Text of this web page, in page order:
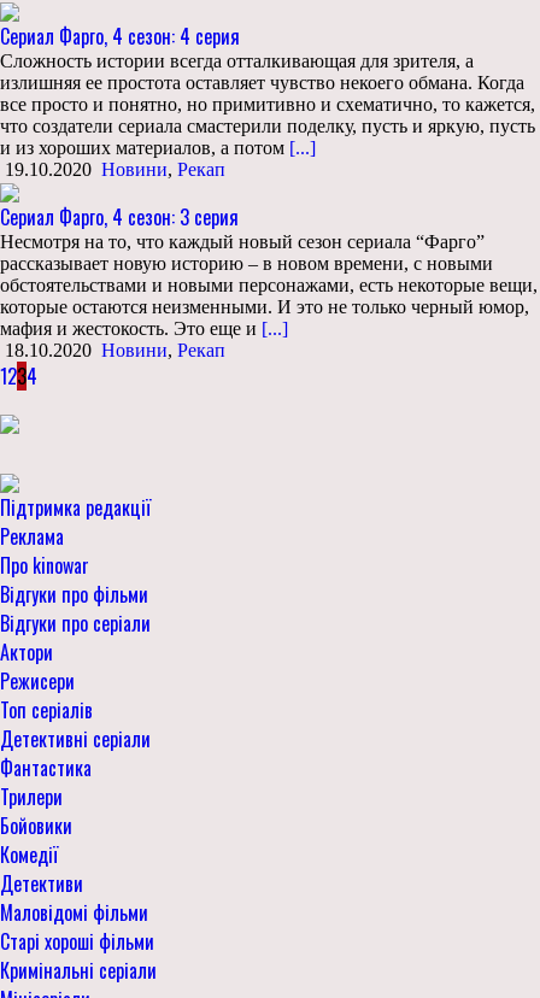
Сериал Фарго, 4 сезон: 4 серия
Сложность истории всегда отталкивающая для зрителя, а
излишняя ее простота оставляет чувство некоего обмана. Когда
все просто и понятно, но примитивно и схематично, то кажется,
что создатели сериала смастерили поделку, пусть и яркую, пусть
и из хороших материалов, а потом [...]
19.10.2020 Новини, Рекап
Сериал Фарго, 4 сезон: 3 серия
Несмотря на то, что каждый новый сезон сериала “Фарго”
рассказывает новую историю – в новом времени, с новыми
обстоятельствами и новыми персонажами, есть некоторые вещи,
которые остаются неизменными. И это не только черный юмор,
мафия и жестокость. Это еще и [...]
18.10.2020 Новини, Рекап
1234
Підтримка редакції
Реклама
Про kinowar
Відгуки про фільми
Відгуки про серіали
Актори
Режисери
Топ серіалів
Детективні серіали
Фантастика
Трилери
Бойовики
Комедії
Детективи
Маловідомі фільми
Старі хороші фільми
Кримінальні серіали